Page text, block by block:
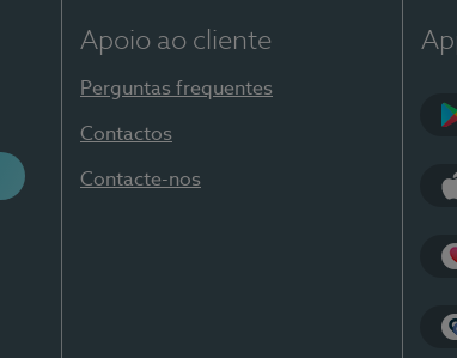
Apoio ao cliente
Perguntas frequentes
Contactos
Contacte-nos